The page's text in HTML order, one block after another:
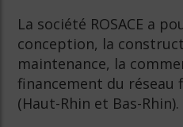
La société ROSACE a
conception, la
maintenance, la
financement du réseau
(Haut-Rhin et Bas-Rhin).